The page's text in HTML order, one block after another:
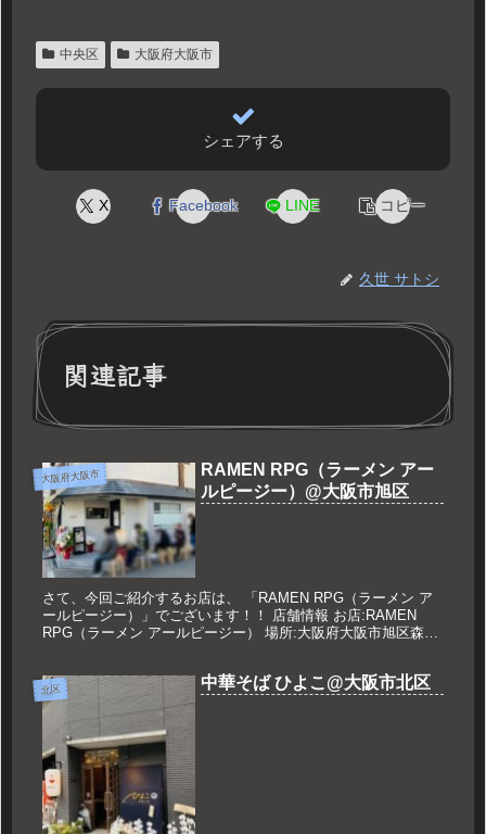
中央区 大阪府大阪市
シェアする
X Facebook LINE コピー
久世 サトシ
関連記事
大阪府大阪市
RAMEN RPG（ラーメン アー
ルピージー）@大阪市旭区
さて、今回ご紹介するお店は、 「RAMEN RPG（ラーメン ア
ールピージー）」でございます！！ 店舗情報 お店:RAMEN
RPG（ラーメン アールピージー） 場所:大阪府大阪市旭区森小
北区 中華そば ひよこ@大阪市北区